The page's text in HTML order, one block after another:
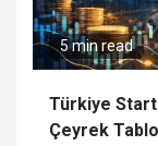
5 min read
Türkiye
Çeyrek